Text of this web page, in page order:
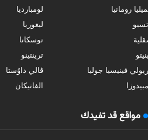
رومانيا
لومبارديا
ليغوريا
توسكانا
ترينتينو
فينيسيا جوليا
ڤالي داوُستا
الفاتيكان
مواقع قد تفيدك